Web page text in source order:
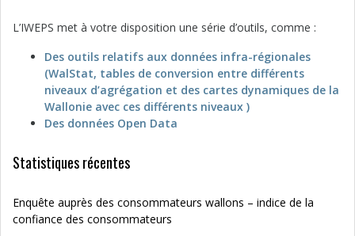
L’IWEPS met à votre disposition une série d’outils, comme :
Des outils relatifs aux données infra-régionales
(WalStat, tables de conversion entre différents
niveaux d’agrégation et des cartes dynamiques de la
Wallonie avec ces différents niveaux )
Des données Open Data
Statistiques récentes
Enquête auprès des consommateurs wallons – indice de la
confiance des consommateurs